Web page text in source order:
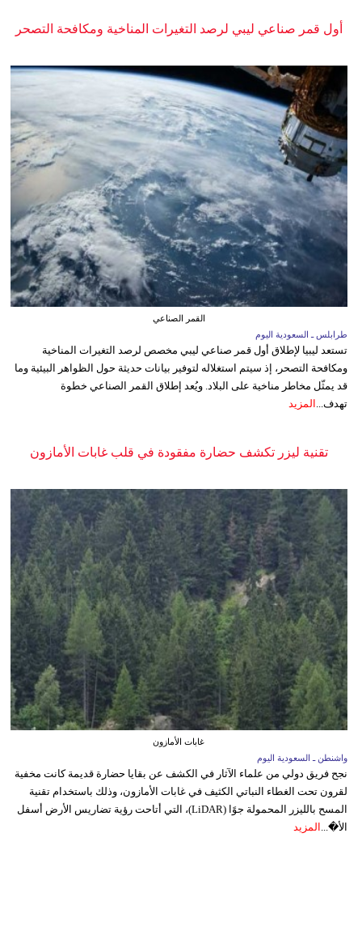
أول قمر صناعي ليبي لرصد التغيرات المناخية ومكافحة التصحر
القمر الصناعي
طرابلس ـ السعودية اليوم
تستعد ليبيا لإطلاق أول قمر صناعي ليبي مخصص لرصد التغيرات المناخية
ومكافحة التصحر، إذ سيتم استغلاله لتوفير بيانات حديثة حول الظواهر البيئية وما
قد يمثّل مخاطر مناخية على البلاد. ويُعد إطلاق القمر الصناعي خطوة
تهدف...
المزيد
تقنية ليزر تكشف حضارة مفقودة في قلب غابات الأمازون
غابات الأمازون
واشنطن ـ السعودية اليوم
نجح فريق دولي من علماء الآثار في الكشف عن بقايا حضارة قديمة كانت مخفية
لقرون تحت الغطاء النباتي الكثيف في غابات الأمازون، وذلك باستخدام تقنية
المسح بالليزر المحمولة جوًا (LiDAR)، التي أتاحت رؤية تضاريس الأرض أسفل
الأ�... المزيد